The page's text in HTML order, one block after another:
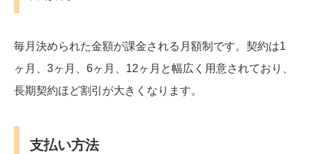
毎月決められた金額が課金される月額制です。契約は1
ヶ月、3ヶ月、6ヶ月、12ヶ月と幅広く用意されており、
長期契約ほど割引が大きくなります。
支払い方法